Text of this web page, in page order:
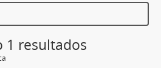
1 resultados